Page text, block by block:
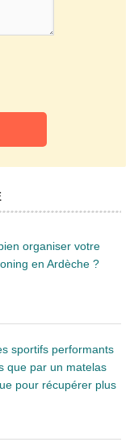
organiser votre
en Ardèche ?
sportifs performants
que par un matelas
pour récupérer plus